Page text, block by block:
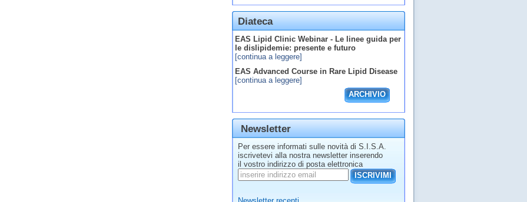
Diateca
EAS Lipid Clinic Webinar - Le linee guida per
le dislipidemie: presente e futuro
[continua a leggere]
EAS Advanced Course in Rare Lipid Disease
[continua a leggere]
ARCHIVIO
Newsletter
Per essere informati sulle novità di S.I.S.A.
iscrivetevi alla nostra newsletter inserendo
il vostro indirizzo di posta elettronica
ISCRIVIMI